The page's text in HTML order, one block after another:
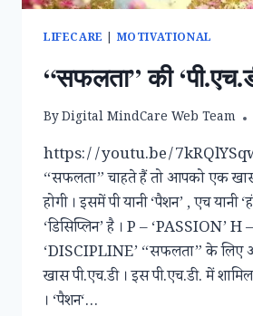
LIFECARE MOTIVATIONAL
“सफलता” की
ByDigital MindCare Web Team
https://youtu.be/
“सफलता” चाहते हैं तो आपको एक खास
होगी । इसमें पी यानी ‘पैशन’ , एच यानी
‘डिसिप्लिन’ है । P – ‘PASSION’
‘DISCIPLINE’ “सफलता” के लिए
खास पी.एच.डी । इस पी.एच.डी. में
। ‘पैशन‘…